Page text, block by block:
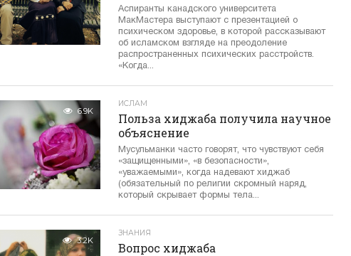
Аспиранты канадского университета
МакМастера выступают с презентацией о
психическом здоровье, в которой рассказывают
об исламском взгляде на преодоление
распространенных психических расстройств.
«Когда...
6.9K
ИСЛАМ
Польза хиджаба получила научное
объяснение
Мусульманки часто говорят, что чувствуют себя
«защищенными», «в безопасности»,
«уважаемыми», когда надевают хиджаб
(обязательный по религии скромный наряд,
который скрывает формы тела...
3.2K
ЗНАНИЯ
Вопрос хиджаба